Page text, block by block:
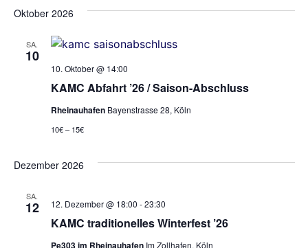
Oktober 2026
SA.
10
KAMC Abfahrt ’26 / Saison-Abschluss
10. Oktober @ 14:00
Rheinauhafen Bayenstrasse 28, Köln
10€ – 15€
Dezember 2026
SA.
12
KAMC traditionelles Winterfest ’26
12. Dezember @ 18:00 -23:30
Pe303 im Rheinauhafen Im Zollhafen, Köln